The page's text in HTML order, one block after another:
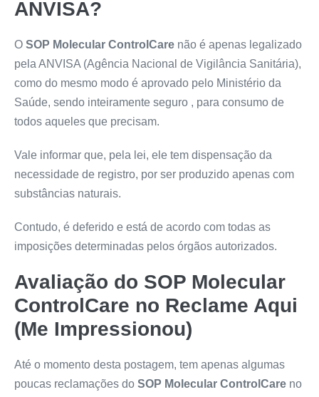
ANVISA?
O SOP Molecular ControlCare não é apenas legalizado
pela ANVISA (Agência Nacional de Vigilância Sanitária),
como do mesmo modo é aprovado pelo Ministério da
Saúde, sendo inteiramente seguro , para consumo de
todos aqueles que precisam.
Vale informar que, pela lei, ele tem dispensação da
necessidade de registro, por ser produzido apenas com
substâncias naturais.
Contudo, é deferido e está de acordo com todas as
imposições determinadas pelos órgãos autorizados.
Avaliação do SOP Molecular
ControlCare no Reclame Aqui
(Me Impressionou)
Até o momento desta postagem, tem apenas algumas
poucas reclamações do SOP Molecular ControlCare no